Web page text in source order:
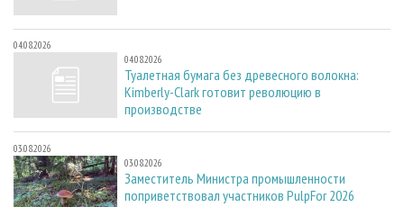
04.08.2026
04.08.2026
Туалетная бумага без древесного волокна:
Kimberly-Clark готовит революцию в
производстве
03.08.2026
03.08.2026
Заместитель Министра промышленности
поприветствовал участников PulpFor 2026